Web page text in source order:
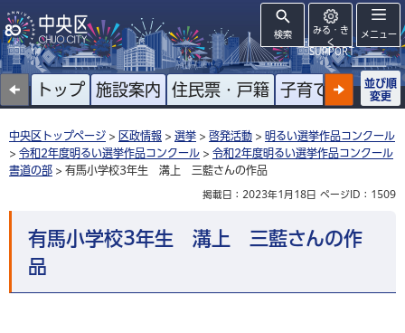
検索
みる・き
く
SUPPORT
メニュー
トップ 施設案内 住民票・戸籍 子育て 高齢者
並び順
変更
中央区トップページ > 区政情報 > 選挙 > 啓発活動 > 明るい選挙作品コンクール
> 令和2年度明るい選挙作品コンクール > 令和2年度明るい選挙作品コンクール
書道の部 > 有馬小学校3年生 溝上 三藍さんの作品
掲載日：2023年1月18日 ページID：1509
有馬小学校3年生 溝上 三藍さんの作
品